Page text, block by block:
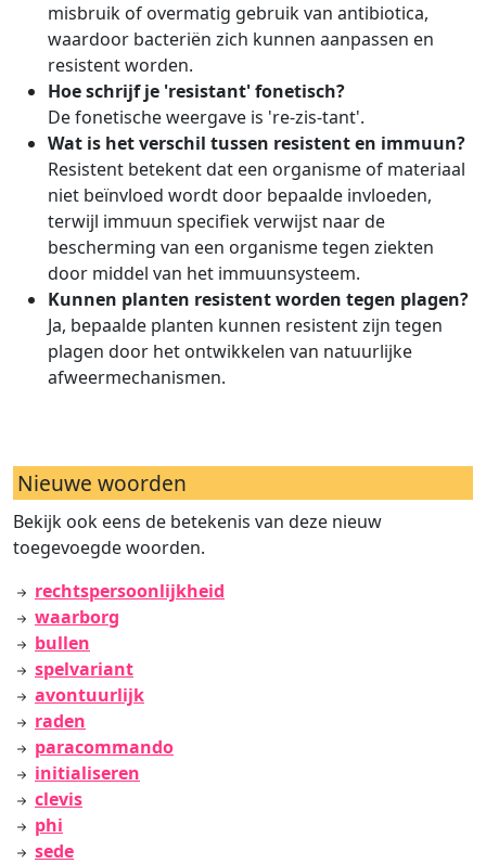
misbruik of overmatig gebruik van antibiotica,
waardoor bacteriën zich kunnen aanpassen en
resistent worden.
Hoe schrijf je 'resistant' fonetisch?
De fonetische weergave is 're-zis-tant'.
Wat is het verschil tussen resistent en immuun?
Resistent betekent dat een organisme of materiaal
niet beïnvloed wordt door bepaalde invloeden,
terwijl immuun specifiek verwijst naar de
bescherming van een organisme tegen ziekten
door middel van het immuunsysteem.
Kunnen planten resistent worden tegen plagen?
Ja, bepaalde planten kunnen resistent zijn tegen
plagen door het ontwikkelen van natuurlijke
afweermechanismen.
Nieuwe woorden
Bekijk ook eens de betekenis van deze nieuw
toegevoegde woorden.
rechtspersoonlijkheid
waarborg
bullen
spelvariant
avontuurlijk
raden
paracommando
initialiseren
clevis
phi
sede